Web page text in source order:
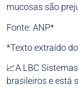
mucosas são
Fonte: ANP*
*Texto extraído
📈A LBC
brasileiros e está